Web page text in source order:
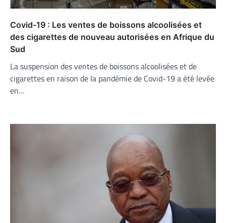
Covid-19 : Les ventes de boissons alcoolisées et
des cigarettes de nouveau autorisées en Afrique du
Sud
La suspension des ventes de boissons alcoolisées et de
cigarettes en raison de la pandémie de Covid-19 a été levée
en…